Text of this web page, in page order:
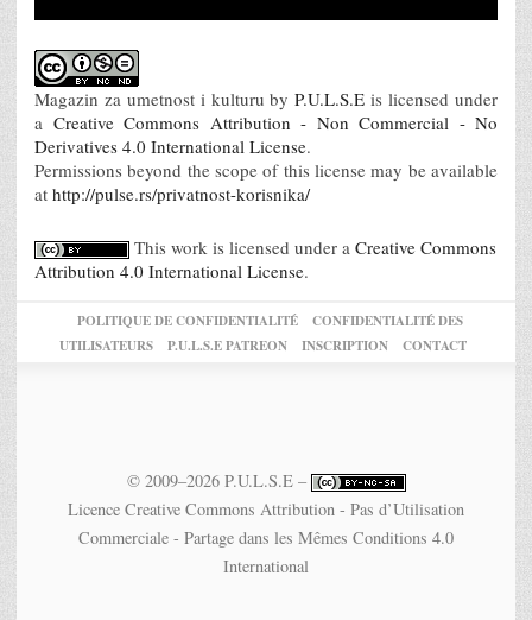
Magazin za umetnost i kulturu byP.U.L.S.E is licensed under
a Creative Commons Attribution - Non Commercial - No
Derivatives 4.0 International License.
Permissions beyond the scope of this license may be available
at http://pulse.rs/privatnost-korisnika/
This work is licensed under a Creative Commons
Attribution 4.0 International License.
POLITIQUE DE CONFIDENTIALITÉ
CONFIDENTIALITÉ DES
UTILISATEURS
P.U.L.S.E PATREON INSCRIPTION CONTACT
© 2009–2026 P.U.L.S.E –
Licence Creative Commons Attribution - Pas d’Utilisation
Commerciale - Partage dans les Mêmes Conditions 4.0
International